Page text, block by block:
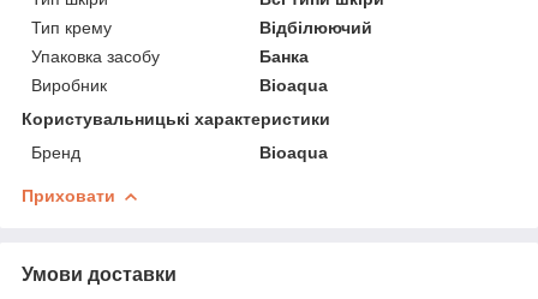
Тип крему
Відбілюючий
Упаковка засобу
Банка
Виробник
Bioaqua
Користувальницькі характеристики
Бренд
Bioaqua
Приховати
Умови доставки